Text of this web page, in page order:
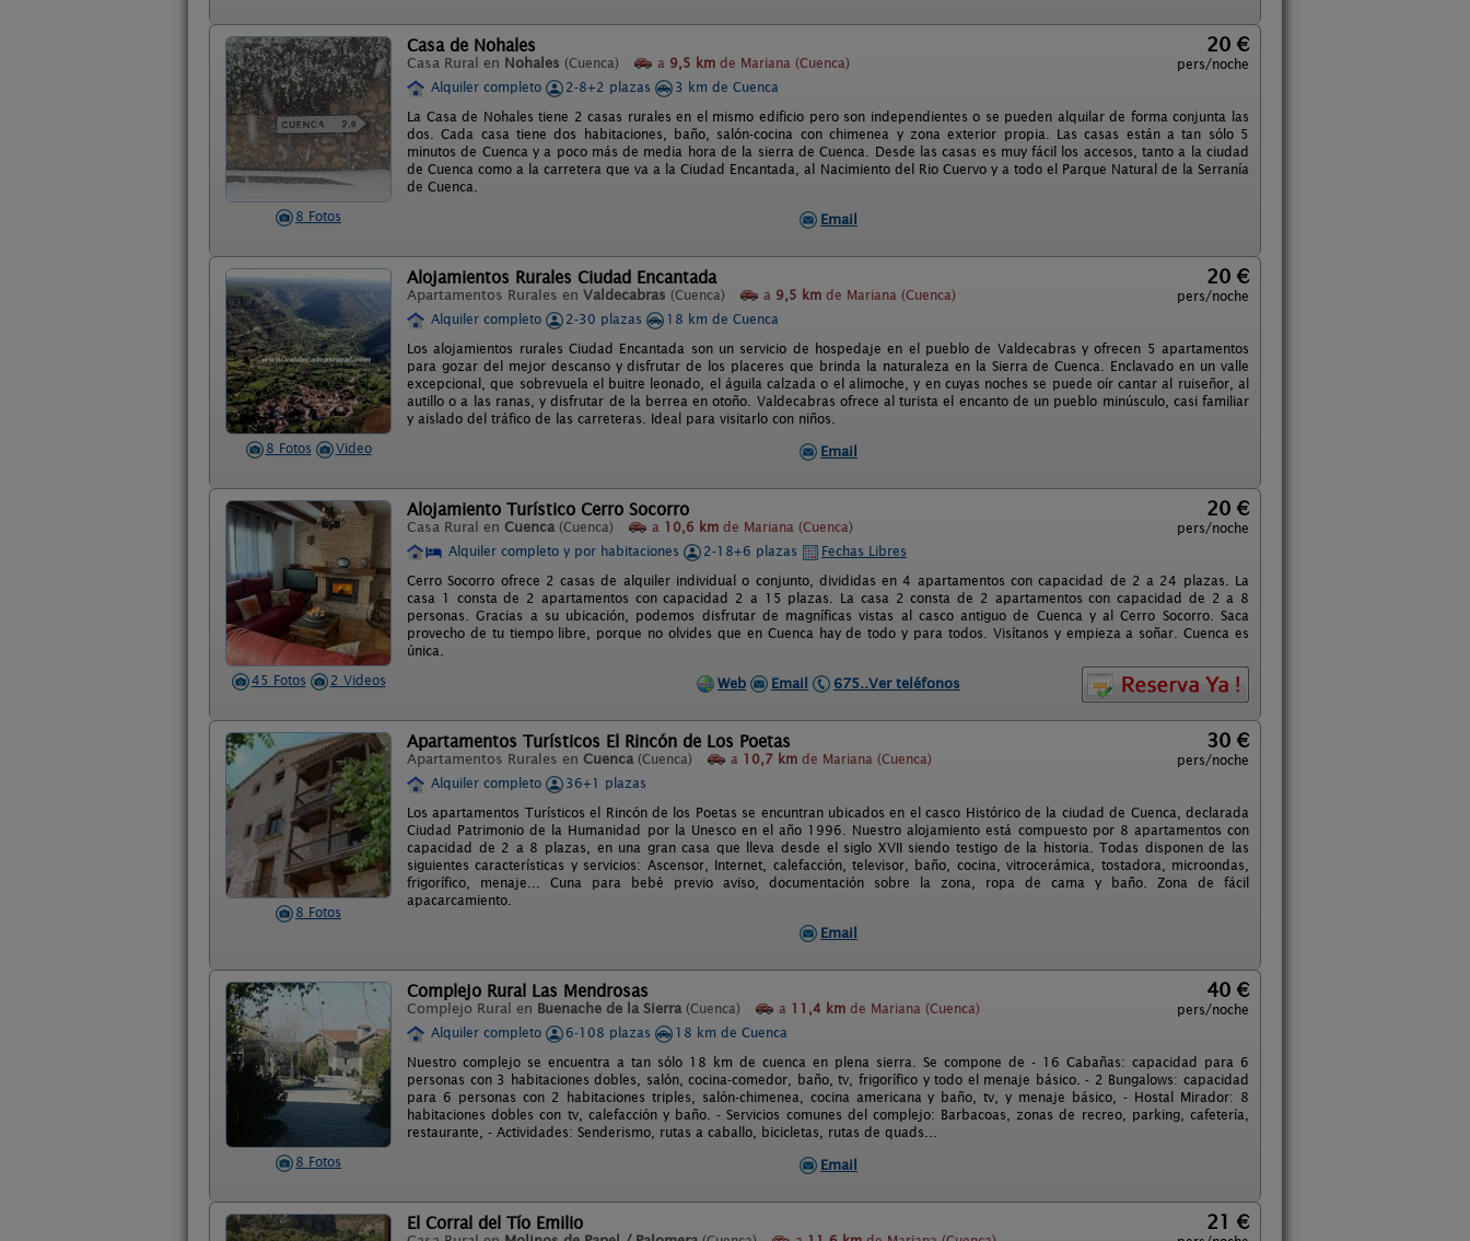
8 Fotos
Casa de Nohales
Casa Rural en Nohales (Cuenca) a 9,5 km de Mariana (Cuenca)
20 €
pers/noche
Alquiler completo
2-8+2 plazas
3 km de Cuenca
La Casa de Nohales tiene 2 casas rurales en el mismo edificio pero son independientes o se pueden alquilar de forma conjunta las
dos. Cada casa tiene dos habitaciones, baño, salón-cocina con chimenea y zona exterior propia. Las casas están a tan sólo 5
minutos de Cuenca y a poco más de media hora de la sierra de Cuenca. Desde las casas es muy fácil los accesos, tanto a la ciudad
de Cuenca como a la carretera que va a la Ciudad Encantada, al Nacimiento del Rio Cuervo y a todo el Parque Natural de la Serranía
de Cuenca.
Email
8 Fotos Video
Alojamientos Rurales Ciudad Encantada
Apartamentos Rurales en Valdecabras (Cuenca) a 9,5 km de Mariana (Cuenca)
20 €
pers/noche
Alquiler completo
2-30 plazas
18 km de Cuenca
Los alojamientos rurales Ciudad Encantada son un servicio de hospedaje en el pueblo de Valdecabras y ofrecen 5 apartamentos
para gozar del mejor descanso y disfrutar de los placeres que brinda la naturaleza en la Sierra de Cuenca. Enclavado en un valle
excepcional, que sobrevuela el buitre leonado, el águila calzada o el alimoche, y en cuyas noches se puede oír cantar al ruiseñor, al
autillo o a las ranas, y disfrutar de la berrea en otoño. Valdecabras ofrece al turista el encanto de un pueblo minúsculo, casi familiar
y aislado del tráfico de las carreteras. Ideal para visitarlo con niños.
Email
45 Fotos 2 Videos
Alojamiento Turístico Cerro Socorro
Casa Rural en Cuenca (Cuenca) a 10,6 km de Mariana (Cuenca)
20 €
pers/noche
Alquiler completo y por habitaciones
2-18+6 plazas
Fechas Libres
Cerro Socorro ofrece 2 casas de alquiler individual o conjunto, divididas en 4 apartamentos con capacidad de 2 a 24 plazas. La
casa 1 consta de 2 apartamentos con capacidad 2 a 15 plazas. La casa 2 consta de 2 apartamentos con capacidad de 2 a 8
personas. Gracias a su ubicación, podemos disfrutar de magníficas vistas al casco antiguo de Cuenca y al Cerro Socorro. Saca
provecho de tu tiempo libre, porque no olvides que en Cuenca hay de todo y para todos. Visítanos y empieza a soñar. Cuenca es
única.
Web
Email 675..Ver teléfonos
8 Fotos
Apartamentos Turísticos El Rincón de Los Poetas
Apartamentos Rurales en Cuenca (Cuenca) a 10,7 km de Mariana (Cuenca)
30 €
pers/noche
Alquiler completo
36+1 plazas
Los apartamentos Turísticos el Rincón de los Poetas se encuntran ubicados en el casco Histórico de la ciudad de Cuenca, declarada
Ciudad Patrimonio de la Humanidad por la Unesco en el año 1996. Nuestro alojamiento está compuesto por 8 apartamentos con
capacidad de 2 a 8 plazas, en una gran casa que lleva desde el siglo XVII siendo testigo de la historia. Todas disponen de las
siguientes características y servicios: Ascensor, Internet, calefacción, televisor, baño, cocina, vitrocerámica, tostadora, microondas,
frigorífico, menaje... Cuna para bebé previo aviso, documentación sobre la zona, ropa de cama y baño. Zona de fácil
apacarcamiento.
Email
8 Fotos
Complejo Rural Las Mendrosas
Complejo Rural en Buenache de la Sierra (Cuenca) a 11,4 km de Mariana (Cuenca)
40 €
pers/noche
Alquiler completo
6-108 plazas
18 km de Cuenca
Nuestro complejo se encuentra a tan sólo 18 km de cuenca en plena sierra. Se compone de - 16 Cabañas: capacidad para 6
personas con 3 habitaciones dobles, salón, cocina-comedor, baño, tv, frigorífico y todo el menaje básico. - 2 Bungalows: capacidad
para 6 personas con 2 habitaciones triples, salón-chimenea, cocina americana y baño, tv, y menaje básico, - Hostal Mirador: 8
habitaciones dobles con tv, calefacción y baño. - Servicios comunes del complejo: Barbacoas, zonas de recreo, parking, cafetería,
restaurante, - Actividades: Senderismo, rutas a caballo, bicicletas, rutas de quads...
Email
El Corral del Tío Emilio 21 €